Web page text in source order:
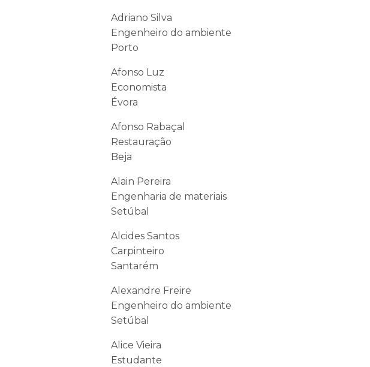
Adriano Silva
Engenheiro do ambiente
Porto
Afonso Luz
Economista
Évora
Afonso Rabaçal
Restauração
Beja
Alain Pereira
Engenharia de materiais
Setúbal
Alcides Santos
Carpinteiro
Santarém
Alexandre Freire
Engenheiro do ambiente
Setúbal
Alice Vieira
Estudante